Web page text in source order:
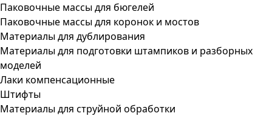
Паковочные массы для бюгелей
Паковочные массы для коронок и мостов
Материалы для дублирования
Материалы для подготовки штампиков и разборных
моделей
Лаки компенсационные
Штифты
Материалы для струйной обработки